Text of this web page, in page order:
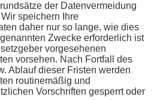
der Datenvermeidung
speichern Ihre
daher nur so lange, wie dies
Zwecke erforderlich ist
vorgesehenen
vorsehen. Nach Fortfall des
Ablauf dieser Fristen werden
routinemäßig und
Vorschriften gesperrt oder